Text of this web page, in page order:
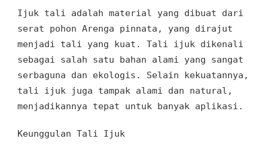
Ijuk tali adalah material yang dibuat dari
serat pohon Arenga pinnata, yang dirajut
menjadi tali yang kuat . Tali ijuk dikenali
sebagai salah satu bahan alami yang sangat
serbaguna dan ekologis . Selain kekuatannya ,
tali ijuk juga tampak alami dan natural ,
menjadikannya tepat untuk banyak aplikasi.
Keunggulan Tali Ijuk